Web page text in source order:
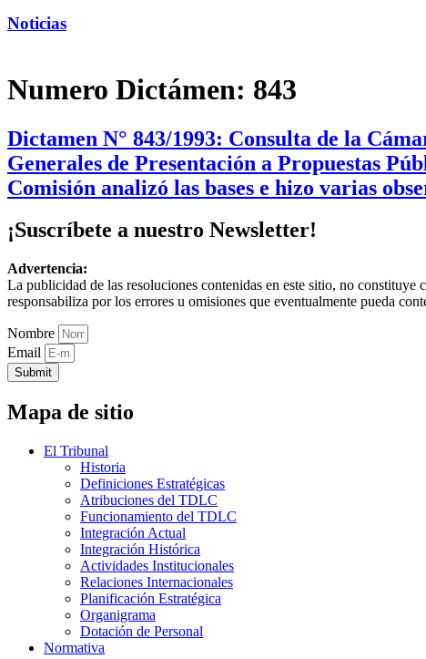
Noticias
Numero Dictámen: 843
Dictamen N° 843/1993: Consulta de la
Generales de Presentación a Propuestas
Comisión analizó las bases e hizo varias
¡Suscríbete a nuestro Newsletter!
Advertencia:
La publicidad de las resoluciones contenidas en este sitio, no
responsabiliza por los errores u omisiones que eventualmente pueda
Nombre
Email
Submit
Mapa de sitio
El Tribunal
Historia
Definiciones Estratégicas
Atribuciones del TDLC
Funcionamiento del TDLC
Integración Actual
Integración Histórica
Actividades Institucionales
Relaciones Internacionales
Planificación Estratégica
Organigrama
Dotación de Personal
Normativa